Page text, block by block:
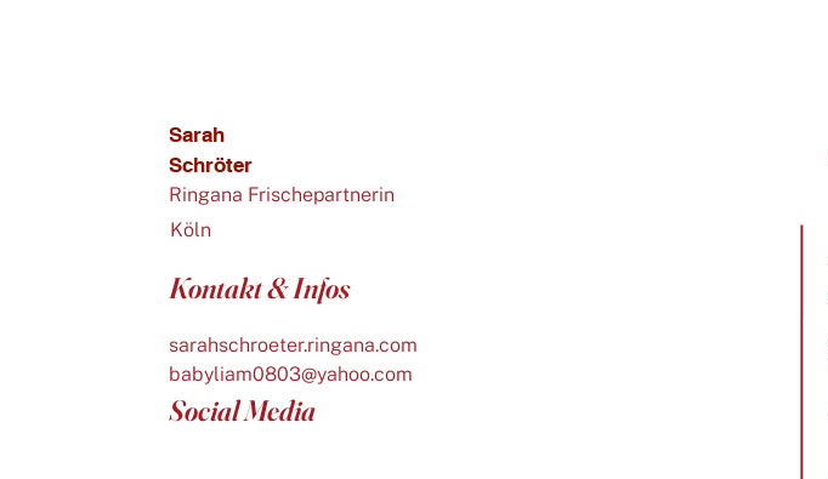
Sarah
Schröter
Ringana Frischepartnerin
Köln
Kontakt & Infos
sarahschroeter.ringana.com
babyliam0803@yahoo.com
Social Media